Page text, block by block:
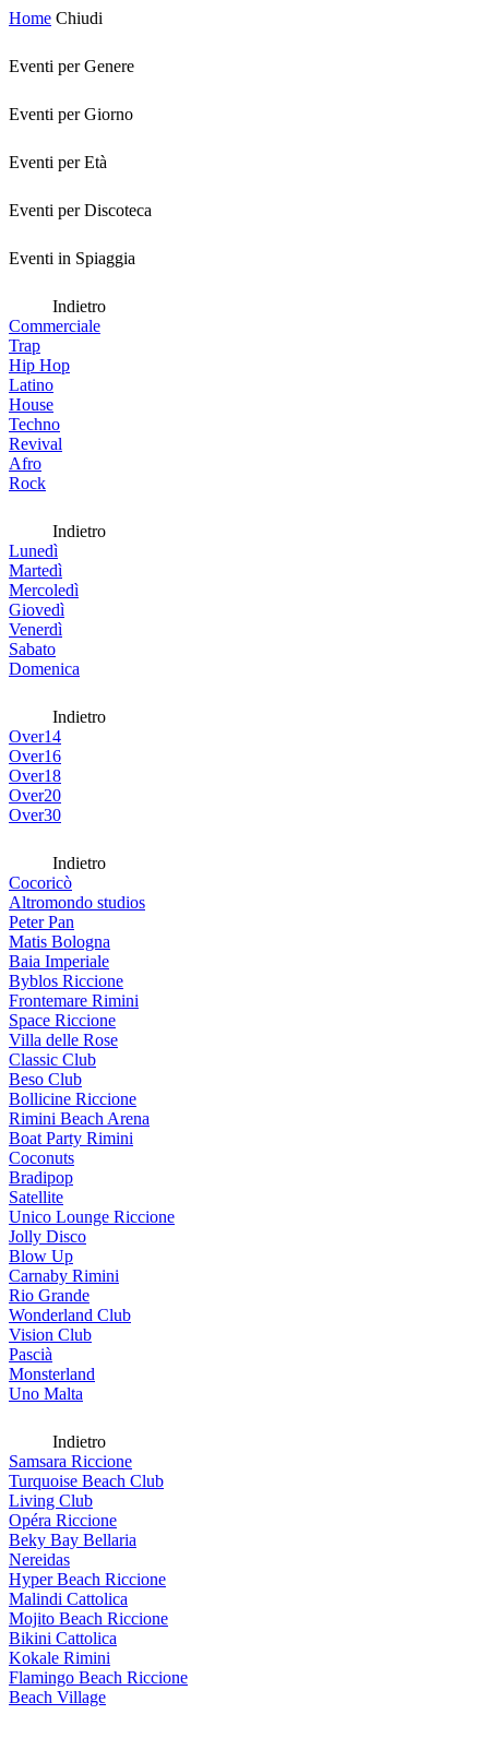
Home Chiudi
Eventi per Genere
Eventi per Giorno
Eventi per Età
Eventi per Discoteca
Eventi in Spiaggia
Indietro
Commerciale
Trap
Hip Hop
Latino
House
Techno
Revival
Afro
Rock
Indietro
Lunedì
Martedì
Mercoledì
Giovedì
Venerdì
Sabato
Domenica
Indietro
Over14
Over16
Over18
Over20
Over30
Indietro
Cocoricò
Altromondo studios
Peter Pan
Matis Bologna
Baia Imperiale
Byblos Riccione
Frontemare Rimini
Space Riccione
Villa delle Rose
Classic Club
Beso Club
Bollicine Riccione
Rimini Beach Arena
Boat Party Rimini
Coconuts
Bradipop
Satellite
Unico Lounge Riccione
Jolly Disco
Blow Up
Carnaby Rimini
Rio Grande
Wonderland Club
Vision Club
Pascià
Monsterland
Uno Malta
Indietro
Samsara Riccione
Turquoise Beach Club
Living Club
Opéra Riccione
Beky Bay Bellaria
Nereidas
Hyper Beach Riccione
Malindi Cattolica
Mojito Beach Riccione
Bikini Cattolica
Kokale Rimini
Flamingo Beach Riccione
Beach Village